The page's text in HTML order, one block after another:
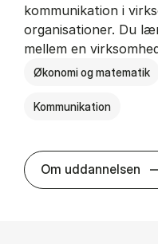
kommunikation i
organisationer. Du
mellem en
Økonomi og matematik
Kommunikation
Om uddannelsen